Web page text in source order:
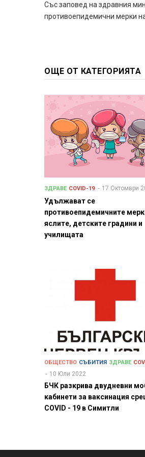
Със заповед на здравния
противоепидемични мерки
ОЩЕ ОТ КАТЕГОРИЯТА
ЗДРАВЕ COVID-19 17 Октомври
Удължават се
противоепидемичните
яслите, детските градини и
училищата
ОБЩЕСТВО СЪБИТИЯ ЗДРАВЕ
10 Юли 2022
БЧК разкрива двудневни
кабинети за ваксинация
COVID - 19 в Симитли